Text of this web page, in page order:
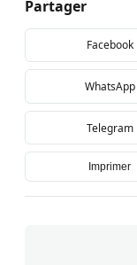
Partager
Facebook
WhatsApp
Telegram
Imprimer